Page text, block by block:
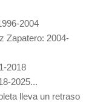
2004
Zapatero: 2004-
2018
2025...
lleva un retraso